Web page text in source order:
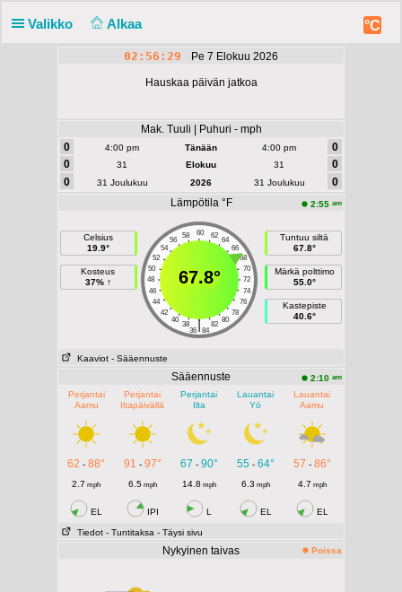
Valikko Alkaa °C
02:56:29 Pe 7 Elokuu 2026
Hauskaa päivän jatkoa
Mak. Tuuli | Puhuri - mph
0
4:00 pm Tänään 4:00 pm
0
0
31 Elokuu 31
0
0
31 Joulukuu 2026 31 Joulukuu
0
Lämpötila °F
2:55 am
Celsius
19.9°
Kosteus
37% ↑
60
58 62
56
64
54
66
52
68
50
70
48
72
46
74
44
76
42
78
40
80
38 82
|
36 84
67.8°
Tuntuu siltä
67.8°
Märkä polttimo
55.0°
Kastepiste
40.6°
Kaaviot - Sääennuste
Sääennuste 2:10 am
Perjantai
Aamu
Perjantai
Iltapäivällä
Perjantai
Ilta
Lauantai
Yö
Lauantai
Aamu
62 - 88° 91 - 97° 67 - 90° 55- 64° 57 - 86°
2.7 mph 6.5mph 14.8 mph 6.3 mph 4.7 mph
EL IPI L EL EL
Tiedot - Tuntitaksa - Täysi sivu
Nykyinen taivas Poissa